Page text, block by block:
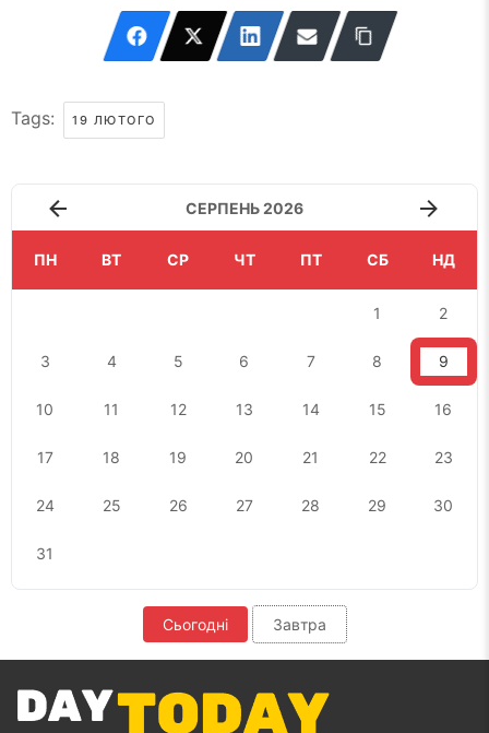
Tags: 19 ЛЮТОГО
СЕРПЕНЬ 2026
ПН ВТ СР ЧТ ПТ СБ НД
1 2
3 4 5 6 7 8 9
10 11 12 13 14 15 16
17 18 19 20 21 22 23
24 25 26 27 28 29 30
31
Сьогодні Завтра